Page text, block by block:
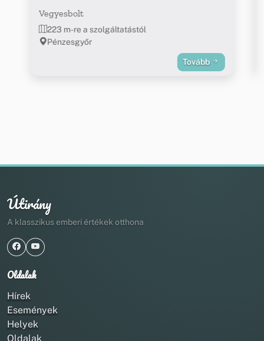
Vegyesbolt
223 m-re a szolgáltatástól
Pénzesgyőr
Tovább
Útirány
A klasszikus emberi értékek otthona
Oldalak
Hírek
Események
Helyek
Oldalak